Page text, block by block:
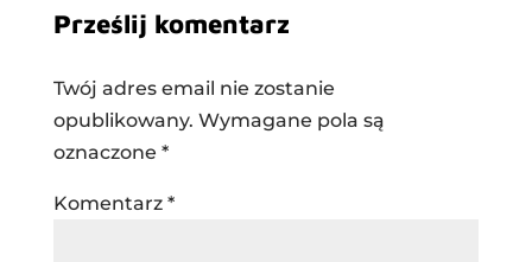
Prześlij komentarz
Twój adres email nie zostanie
opublikowany. Wymagane pola są
oznaczone *
Komentarz *